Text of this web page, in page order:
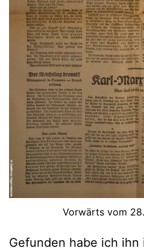
Vorwärts vom
Gefunden habe ich ihn